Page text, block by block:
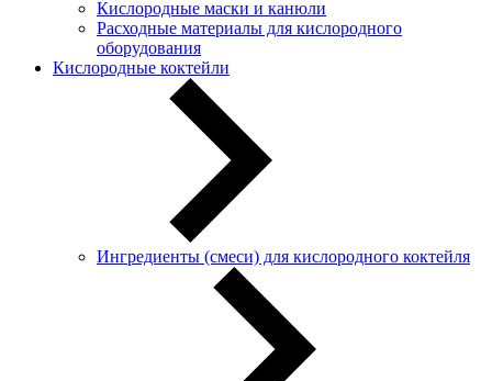
Кислородные маски и канюли
Расходные материалы для кислородного
оборудования
Кислородные коктейли
Ингредиенты (смеси) для кислородного коктейля